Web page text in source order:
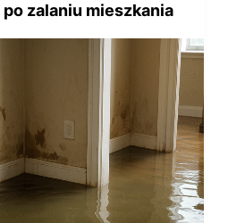
zalaniu mieszkania